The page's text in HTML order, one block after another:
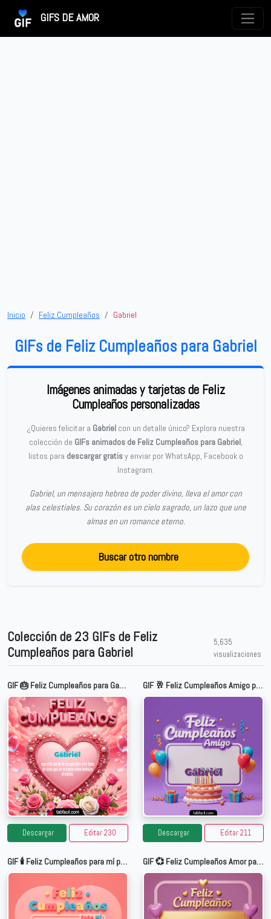
GIFS DE AMOR
Inicio Feliz Cumpleaños Gabriel
GIFs de Feliz Cumpleaños para Gabriel
Imágenes animadas y tarjetas de Feliz
Cumpleaños personalizadas
¿Quieres felicitar a Gabrielcon un detalle único? Explora nuestra
colección de GIFs animados de Feliz Cumpleaños para Gabriel,
listos para descargar gratisy enviar por WhatsApp, Facebook o
Instagram.
Gabriel, un mensajero hebreo de poder divino, lleva el amor con
alas celestiales. Su corazón es un cielo sagrado, un lazo que une
almas en un romance eterno.
Buscar otro nombre
Colección de 23 GIFs de Feliz
Cumpleaños para Gabriel
5,635
visualizaciones
GIF 🎂 Feliz Cumpleaños para Gabriel
Descargar Editar 230
GIF 🥂 Feliz Cumpleaños Amigo para Gabriel
Descargar Editar 211
GIF 🕯️ Feliz Cumpleaños para mí para Gabriel GIF 💞 Feliz Cumpleaños Amor para Gabriel